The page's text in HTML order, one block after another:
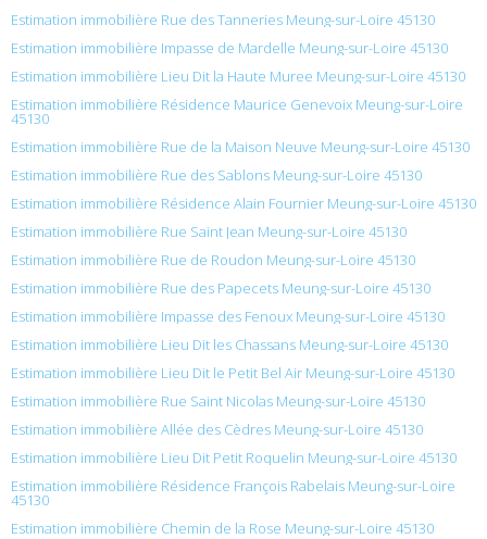
Estimation immobilière Rue des Tanneries Meung-sur-Loire 45130
Estimation immobilière Impasse de Mardelle Meung-sur-Loire 45130
Estimation immobilière Lieu Dit la Haute Muree Meung-sur-Loire 45130
Estimation immobilière Résidence Maurice Genevoix Meung-sur-Loire
45130
Estimation immobilière Rue de la Maison Neuve Meung-sur-Loire 45130
Estimation immobilière Rue des Sablons Meung-sur-Loire 45130
Estimation immobilière Résidence Alain Fournier Meung-sur-Loire 45130
Estimation immobilière Rue Saint Jean Meung-sur-Loire 45130
Estimation immobilière Rue de Roudon Meung-sur-Loire 45130
Estimation immobilière Rue des Papecets Meung-sur-Loire 45130
Estimation immobilière Impasse des Fenoux Meung-sur-Loire 45130
Estimation immobilière Lieu Dit les Chassans Meung-sur-Loire 45130
Estimation immobilière Lieu Dit le Petit Bel Air Meung-sur-Loire 45130
Estimation immobilière Rue Saint Nicolas Meung-sur-Loire 45130
Estimation immobilière Allée des Cèdres Meung-sur-Loire 45130
Estimation immobilière Lieu Dit Petit Roquelin Meung-sur-Loire 45130
Estimation immobilière Résidence François Rabelais Meung-sur-Loire
45130
Estimation immobilière Chemin de la Rose Meung-sur-Loire 45130